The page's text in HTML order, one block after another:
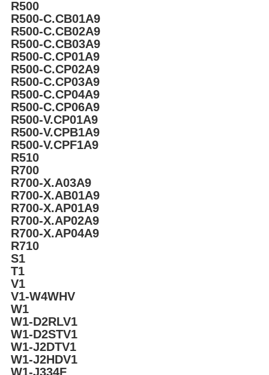
R500
R500-C.CB01A9
R500-C.CB02A9
R500-C.CB03A9
R500-C.CP01A9
R500-C.CP02A9
R500-C.CP03A9
R500-C.CP04A9
R500-C.CP06A9
R500-V.CP01A9
R500-V.CPB1A9
R500-V.CPF1A9
R510
R700
R700-X.A03A9
R700-X.AB01A9
R700-X.AP01A9
R700-X.AP02A9
R700-X.AP04A9
R710
S1
T1
V1
V1-W4WHV
W1
W1-D2RLV1
W1-D2STV1
W1-J2DTV1
W1-J2HDV1
W1-J334F